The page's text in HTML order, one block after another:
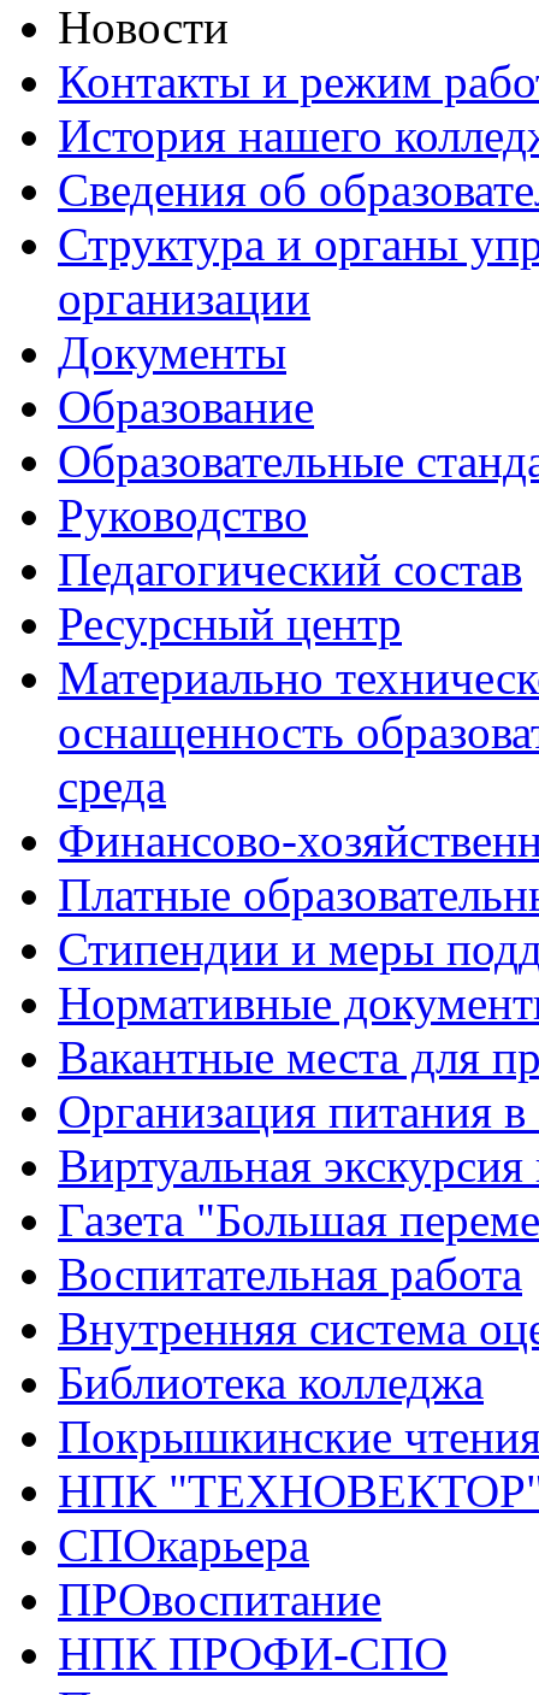
Новости
Контакты и режим
История нашего
Сведения об
Структура и органы
организации
Документы
Образование
Образовательные
Руководство
Педагогический состав
Ресурсный центр
Материально
оснащенность
среда
Финансово-
Платные
Стипендии и меры
Нормативные
Вакантные места для
Организация питания в
Виртуальная
Газета "Большая
Воспитательная работа
Внутренняя система
Библиотека колледжа
Покрышкинские
НПК
СПОкарьера
ПРОвоспитание
НПК ПРОФИ-СПО